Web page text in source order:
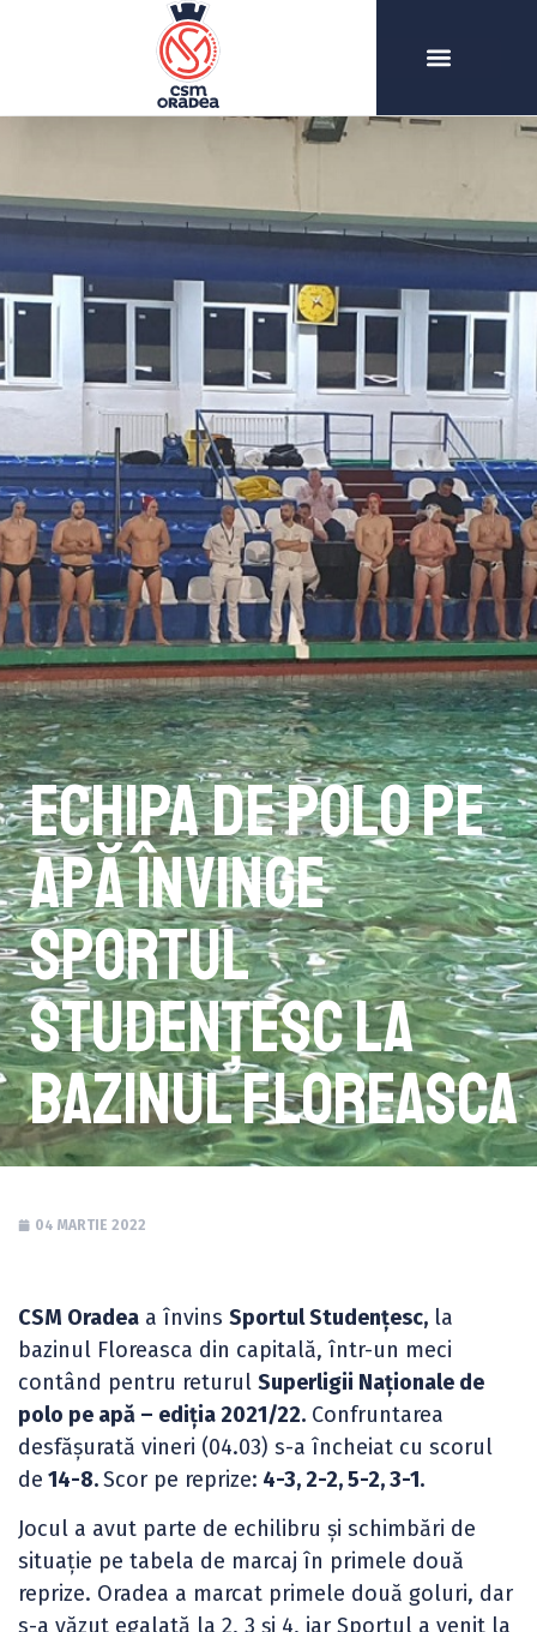
Echipa de polo pe
apă învinge
Sportul
Studențesc la
bazinul Floreasca
04 MARTIE 2022
CSM Oradea a învins Sportul Studențesc, la
bazinul Floreasca din capitală, într-un meci
contând pentru returul Superligii Naționale de
polo pe apă – ediția 2021/22. Confruntarea
desfășurată vineri (04.03) s-a încheiat cu scorul
de 14-8.Scor pe reprize: 4-3, 2-2, 5-2, 3-1.
Jocul a avut parte de echilibru și schimbări de
situație pe tabela de marcaj în primele două
reprize. Oradea a marcat primele două goluri, dar
s-a văzut egalată la 2, 3 și 4, iar Sportul a venit la